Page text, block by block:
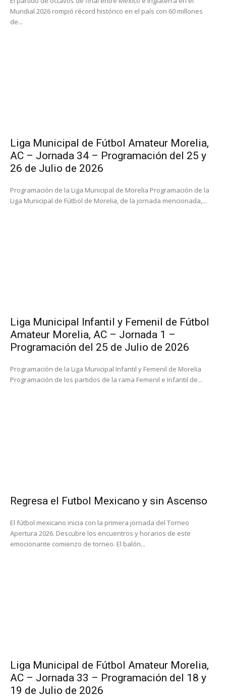
Mundial 2026 rompió récord histórico en el país con 60 millones
de...
Liga Municipal de Fútbol Amateur Morelia,
AC – Jornada 34 – Programación del 25 y
26 de Julio de 2026
Programación de la Liga Municipal de Morelia Programación de la
Liga Municipal de Fútbol de Morelia, de la jornada mencionada,...
Liga Municipal Infantil y Femenil de Fútbol
Amateur Morelia, AC – Jornada 1 –
Programación del 25 de Julio de 2026
Programación de la Liga Municipal Infantil y Femenil de Morelia
Programación de los partidos de la rama Femenil e Infantil de...
Regresa el Futbol Mexicano y sin Ascenso
El fútbol mexicano inicia con la primera jornada del Torneo
Apertura 2026. Descubre los encuentros y horarios de este
emocionante comienzo de torneo. El balón...
Liga Municipal de Fútbol Amateur Morelia,
AC – Jornada 33 – Programación del 18 y
19 de Julio de 2026